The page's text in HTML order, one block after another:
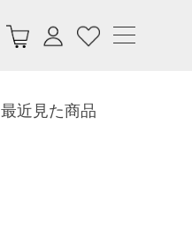
最近見た商品